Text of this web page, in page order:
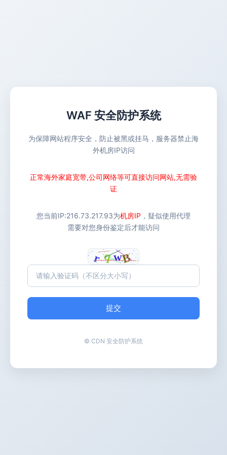
WAF 安全防护系统
为保障网站程序安全，防止被黑或挂马，服务器禁止海
外机房IP访问
正常海外家庭宽带,公司网络等可直接访问网站,无需验
证
您当前IP:216.73.217.93为机房IP ，疑似使用代理
需要对您身份鉴定后才能访问
提交
© CDN 安全防护系统